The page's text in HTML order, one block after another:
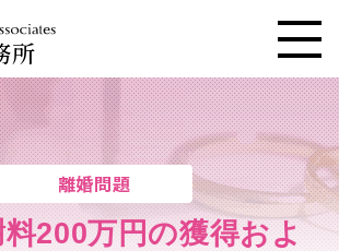
所
離婚問題
200万円の獲得およ